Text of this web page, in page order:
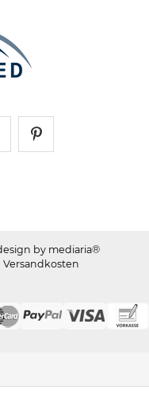
by mediaria®
Versandkosten